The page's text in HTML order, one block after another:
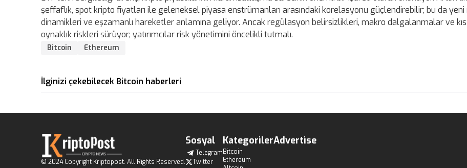
şeffaflık, spot kripto fiyatları ile geleneksel piyasa enstrümanları arasındaki korelasyonu güçlendirebilir; bu da yeni
dinamikleri ve eşzamanlı hareketler anlamına geliyor. Ancak regülasyon belirsizlikleri, makro dalgalanmalar ve
oynaklık riskleri sürüyor; yatırımcılar risk yönetimini öncelikli tutmalı.
Bitcoin Ethereum
İlginizi çekebilecek Bitcoin haberleri
© 2024 Copyright Kriptopost. All Rights Reserved.
Sosyal
Telegram
Twitter
Kategoriler
Bitcoin
Ethereum
Advertise